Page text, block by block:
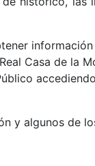
Casa de la
y algunos de